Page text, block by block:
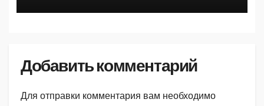
Добавить комментарий
Для отправки комментария вам необходимо